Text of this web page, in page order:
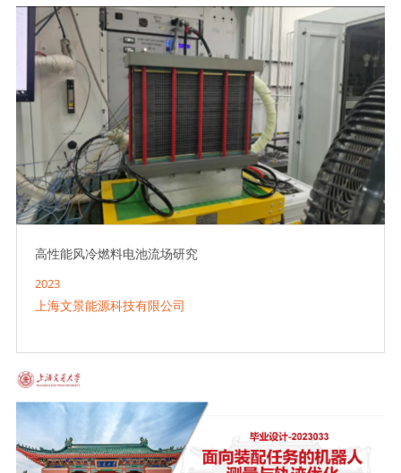
高性能风冷燃料电池流场研究
2023
上海文景能源科技有限公司